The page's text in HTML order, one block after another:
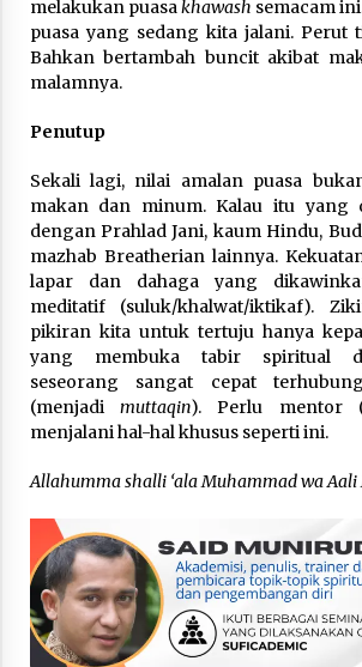
melakukan puasakhawash semacam
puasa yang sedang kita jalani. Perut
Bahkan bertambah buncit akibat
malamnya.
Penutup
Sekali lagi, nilai amalan puasa
makan dan minum. Kalau itu yang
dengan Prahlad Jani, kaum Hindu,
mazhab Breatherian lainnya.
lapar dan dahaga yang
meditatif (suluk/khalwat/iktikaf).
pikiran kita untuk tertuju hanya
yang membuka tabir spiritual
seseorang sangat cepat
(menjadi muttaqin). Perlu mentor
menjalani hal-hal khusus seperti ini.
Allahumma shalli ‘ala Muhammad wa